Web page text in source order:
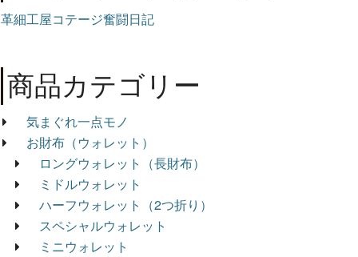
革細工屋コテージ奮闘日記
商品カテゴリー
気まぐれ一点モノ
お財布（ウォレット）
ロングウォレット（長財布）
ミドルウォレット
ハーフウォレット（2つ折り）
スペシャルウォレット
ミニウォレット